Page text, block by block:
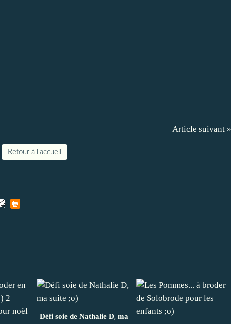
Article suivant »
Retour à l'accueil
Défi soie de Nathalie D, ma